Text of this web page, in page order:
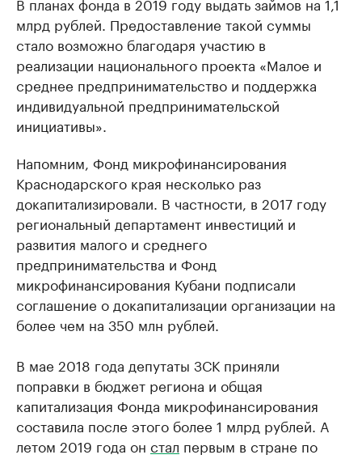
млрд рублей. Предоставление такой суммы
стало возможно благодаря участию в
реализации национального проекта «Малое и
среднее предпринимательство и поддержка
индивидуальной предпринимательской
инициативы».
Напомним, Фонд микрофинансирования
Краснодарского края несколько раз
докапитализировали. В частности, в 2017 году
региональный департамент инвестиций и
развития малого и среднего
предпринимательства и Фонд
микрофинансирования Кубани подписали
соглашение о докапитализации организации на
более чем на 350 млн рублей.
В мае 2018 года депутаты ЗСК приняли
поправки в бюджет региона и общая
капитализация Фонда микрофинансирования
составила после этого более 1 млрд рублей. А
летом 2019 года он стал первым в стране по